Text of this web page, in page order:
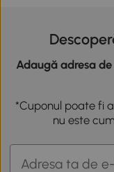
Adaugă adresa
*Cuponul poate fi
nu este